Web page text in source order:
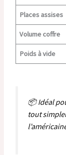
Places assises
Volume coffre
Poids à vide
📦 Idéal
tout